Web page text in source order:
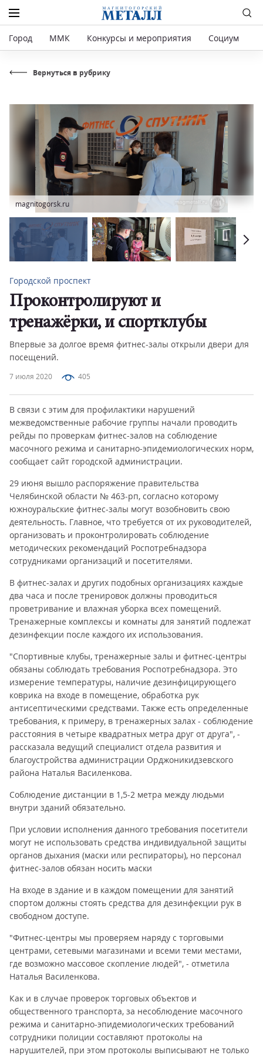
Город ММК Конкурсы и мероприятия Социум
Вернуться в рубрику
7 июля 2020 405
Городской проспект
Проконтролируют и
тренажёрки, и спортклубы
Впервые за долгое время фитнес-залы открыли двери для
посещений.
magnitogorsk.ru
В связи с этим для профилактики нарушений
межведомственные рабочие группы начали проводить
рейды по проверкам фитнес-залов на соблюдение
масочного режима и санитарно-эпидемиологических норм,
сообщает сайт городской администрации.
29 июня вышло распоряжение правительства
Челябинской области № 463-рп, согласно которому
южноуральские фитнес-залы могут возобновить свою
деятельность. Главное, что требуется от их руководителей,
организовать и проконтролировать соблюдение
методических рекомендаций Роспотребнадзора
сотрудниками организаций и посетителями.
В фитнес-залах и других подобных организациях каждые
два часа и после тренировок должны проводиться
проветривание и влажная уборка всех помещений.
Тренажерные комплексы и комнаты для занятий подлежат
дезинфекции после каждого их использования.
"Спортивные клубы, тренажерные залы и фитнес-центры
обязаны соблюдать требования Роспотребнадзора. Это
измерение температуры, наличие дезинфицирующего
коврика на входе в помещение, обработка рук
антисептическими средствами. Также есть определенные
требования, к примеру, в тренажерных залах - соблюдение
расстояния в четыре квадратных метра друг от друга", -
рассказала ведущий специалист отдела развития и
благоустройства администрации Орджоникидзевского
района Наталья Василенкова.
Соблюдение дистанции в 1,5-2 метра между людьми
внутри зданий обязательно.
При условии исполнения данного требования посетители
могут не использовать средства индивидуальной защиты
органов дыхания (маски или респираторы), но персонал
фитнес-залов обязан носить маски
На входе в здание и в каждом помещении для занятий
спортом должны стоять средства для дезинфекции рук в
свободном доступе.
"Фитнес-центры мы проверяем наряду с торговыми
центрами, сетевыми магазинами и всеми теми местами,
где возможно массовое скопление людей", - отметила
Наталья Василенкова.
Как и в случае проверок торговых объектов и
общественного транспорта, за несоблюдение масочного
режима и санитарно-эпидемиологических требований
сотрудники полиции составляют протоколы на
нарушителей, при этом протоколы выписывают не только